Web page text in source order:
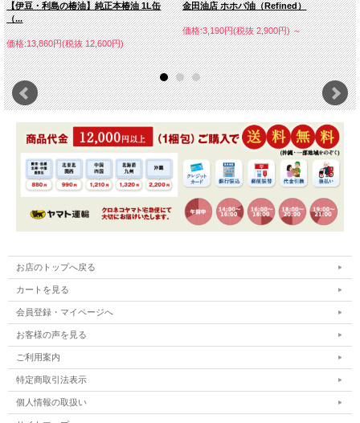
【伊豆・利島の椿油】純正本椿油 1L缶
（...
価格:13,860円(税抜 12,600円)
金田油店 ホホバ油（Refined）
価格:3,190円(税抜 2,900円)～
お店のトップへ戻る
カートを見る
会員登録・マイページへ
お客様の声を見る
ご利用案内
特定商取引法表示
個人情報の取扱い